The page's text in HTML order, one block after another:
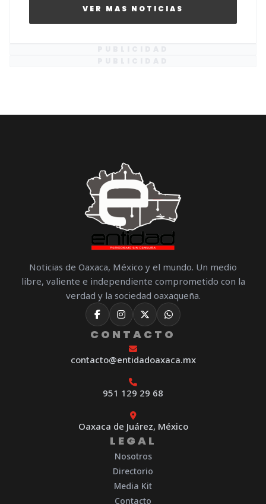
VER MAS NOTICIAS
Noticias de Oaxaca, México y el mundo. Un medio
libre, valiente e independiente comprometido con la
verdad y la sociedad oaxaqueña.
CONTACTO
contacto@entidadoaxaca.mx
951 129 29 68
Oaxaca de Juárez, México
LEGAL
Nosotros
Directorio
Media Kit
Contacto